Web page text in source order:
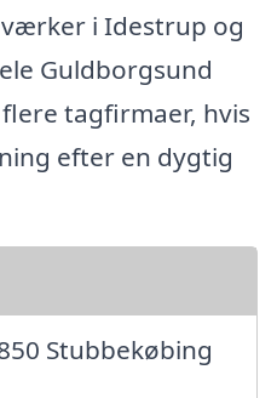
i Idestrup og
Guldborgsund
tagfirmaer, hvis
efter en dygtig
Stubbekøbing